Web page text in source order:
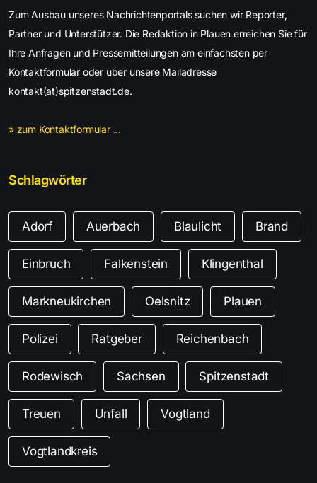
Zum Ausbau unseres Nachrichtenportals suchen wir Reporter,
Partner und Unterstützer. Die Redaktion in Plauen erreichen Sie für
Ihre Anfragen und Pressemitteilungen am einfachsten per
Kontaktformular oder über unsere Mailadresse
kontakt(at)spitzenstadt.de.
» zum Kontaktformular ...
Schlagwörter
Adorf Auerbach Blaulicht Brand
Einbruch Falkenstein Klingenthal
Markneukirchen Oelsnitz Plauen
Polizei Ratgeber Reichenbach
Rodewisch Sachsen Spitzenstadt
Treuen Unfall Vogtland
Vogtlandkreis